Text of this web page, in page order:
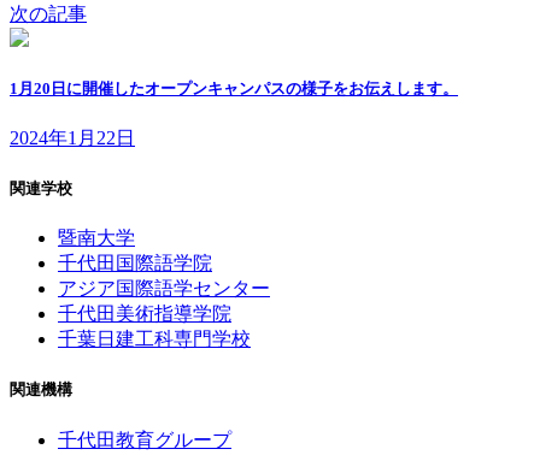
次の記事
1月20日に開催したオープンキャンパスの様子をお伝えします。
2024年1月22日
関連学校
暨南大学
千代田国際語学院
アジア国際語学センター
千代田美術指導学院
千葉日建工科専門学校
関連機構
千代田教育グループ